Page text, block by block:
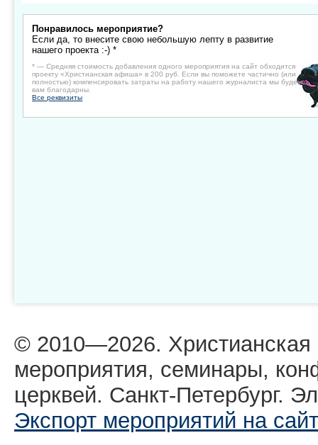
Понравилось мероприятие?
Если да, то внесите свою небольшую лепту в развитие
нашего проекта :-) *
* — Средняя стоимость добавления одного мероприятия на сайт обходится
проекту «Христианская афиша» в 200 руб. Если вы поможете частично (или
полностью) компенсировать затраты на работу нашего журналиста мы будем
вам благодарны.
Все реквизиты
© 2010—2026.
мероприятия, семинары,
церквей. Санкт-Петербург.
Экспорт мероприятий на сайт